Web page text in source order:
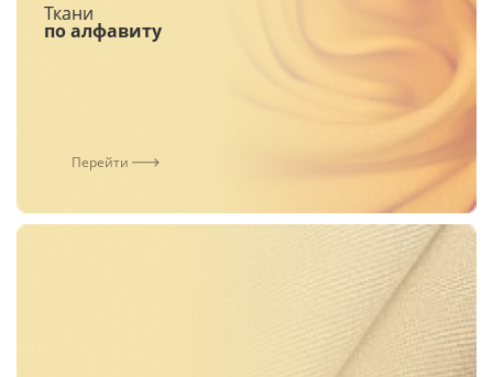
Ткани
по алфавиту
Перейти